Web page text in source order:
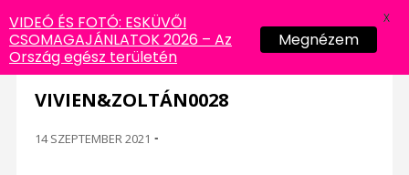
VIVIEN&ZOLTÁN0028
14 SZEPTEMBER 2021 -
VIDEÓ ÉS FOTÓ: ESKÜVŐI
CSOMAGAJÁNLATOK 2026 – Az
Ország egész területén
Megnézem
X